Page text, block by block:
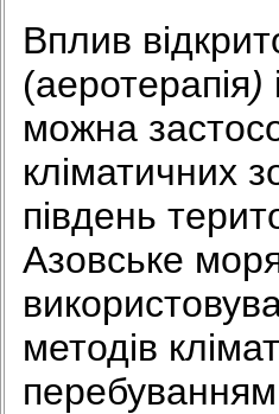
Вплив
(аеротерапія)
можна
кліматичних
південь
Азовське
методів